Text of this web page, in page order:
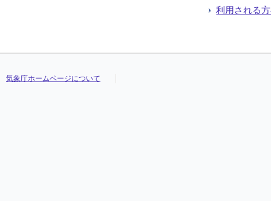
利用される
気象庁ホームページについて